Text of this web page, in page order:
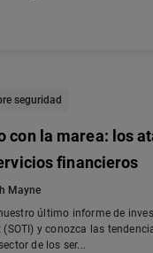
seguridad
con la marea: los
financieros
Mayne
último informe de
y conozca las
de los ser...